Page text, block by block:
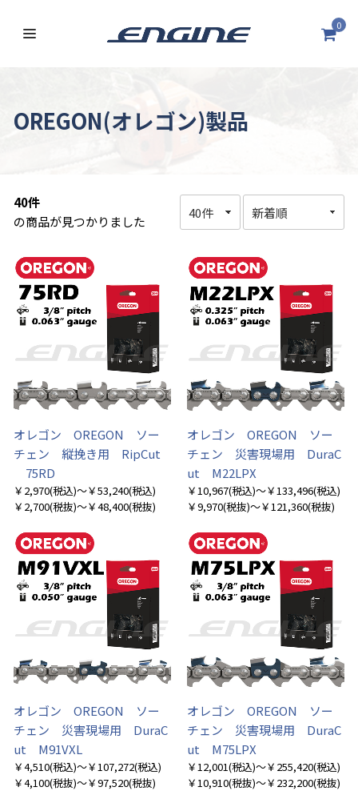
0
OREGON(オレゴン)製品
40件
の商品が見つかりました
オレゴン OREGON ソー
チェン 縦挽き用 RipCut
75RD
￥2,970(税込)～￥53,240(税込)
￥2,700(税抜)～￥48,400(税抜)
オレゴン OREGON ソー
チェン 災害現場用 DuraC
ut M22LPX
￥10,967(税込)～￥133,496(税込)
￥9,970(税抜)～￥121,360(税抜)
オレゴン OREGON ソー
チェン 災害現場用 DuraC
ut M91VXL
￥4,510(税込)～￥107,272(税込)
￥4,100(税抜)～￥97,520(税抜)
オレゴン OREGON ソー
チェン 災害現場用 DuraC
ut M75LPX
￥12,001(税込)～￥255,420(税込)
￥10,910(税抜)～￥232,200(税抜)